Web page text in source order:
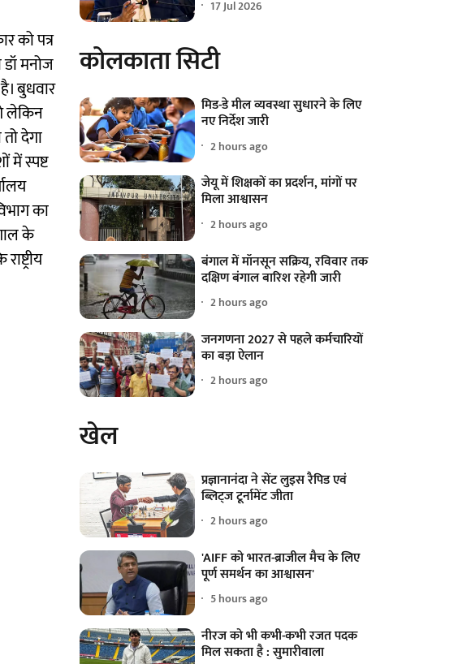
को पत्र
मनोज
बुधवार
लेकिन
देगा
में स्पष्ट
का
के
17 Jul 2026
कोलकाता सिटी
मिड-डे मील व्यवस्था सुधारने के लिए
नए निर्देश जारी
2 hours ago
जेयू में शिक्षकों का प्रदर्शन, मांगों पर
मिला आश्वासन
2 hours ago
बंगाल में मॉनसून सक्रिय, रविवार तक
दक्षिण बंगाल बारिश रहेगी जारी
2 hours ago
जनगणना 2027 से पहले कर्मचारियों
का बड़ा ऐलान
2 hours ago
खेल
प्रज्ञानानंदा ने सेंट लुइस रैपिड एवं
ब्लिट्ज टूर्नामेंट जीता
2 hours ago
'AIFF को भारत-ब्राजील मैच के लिए
पूर्ण समर्थन का आश्वासन'
5 hours ago
नीरज को भी कभी-कभी रजत पदक
मिल सकता है : सुमारीवाला